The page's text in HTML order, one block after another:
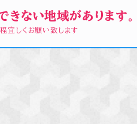
ない地域があります。
宜しくお願い致します